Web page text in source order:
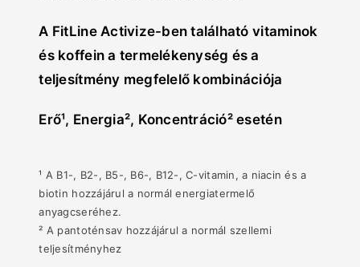
A FitLine Activize-ben található vitaminok
és koffein a termelékenység és a
teljesítmény megfelelő kombinációja
Erő¹, Energia², Koncentráció² esetén
¹ A B1-, B2-, B5-, B6-, B12-, C-vitamin, a niacin és a
biotin hozzájárul a normál energiatermelő
anyagcseréhez.
² A pantoténsav hozzájárul a normál szellemi
teljesítményhez